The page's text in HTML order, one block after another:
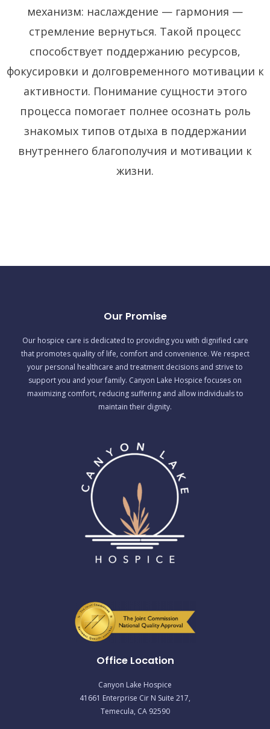
механизм: наслаждение — гармония —
стремление вернуться. Такой процесс
способствует поддержанию ресурсов,
фокусировки и долговременного мотивации к
активности. Понимание сущности этого
процесса помогает полнее осознать роль
знакомых типов отдыха в поддержании
внутреннего благополучия и мотивации к
жизни.
Our Promise
Our hospice care is dedicated to providing you with dignified care
that promotes quality of life, comfort and convenience. We respect
your personal healthcare and treatment decisions and strive to
support you and your family. Canyon Lake Hospice focuses on
maximizing comfort, reducing suffering and allow individuals to
maintain their dignity.
Office Location
Canyon Lake Hospice
41661 Enterprise Cir N Suite 217,
Temecula, CA 92590